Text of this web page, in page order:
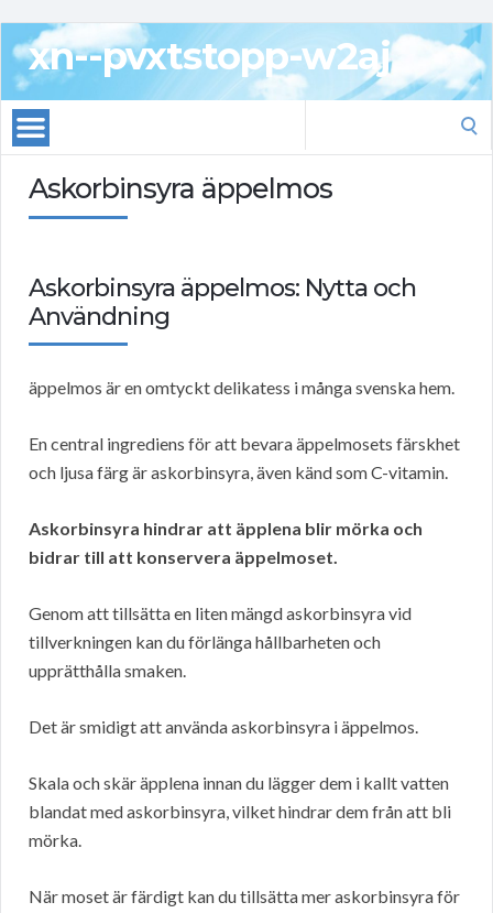
xn--pvxtstopp-w2aj
Askorbinsyra äppelmos
Askorbinsyra äppelmos: Nytta och
Användning
äppelmos är en omtyckt delikatess i många svenska hem.
En central ingrediens för att bevara äppelmosets färskhet
och ljusa färg är askorbinsyra, även känd som C-vitamin.
Askorbinsyra hindrar att äpplena blir mörka och
bidrar till att konservera äppelmoset.
Genom att tillsätta en liten mängd askorbinsyra vid
tillverkningen kan du förlänga hållbarheten och
upprätthålla smaken.
Det är smidigt att använda askorbinsyra i äppelmos.
Skala och skär äpplena innan du lägger dem i kallt vatten
blandat med askorbinsyra, vilket hindrar dem från att bli
mörka.
När moset är färdigt kan du tillsätta mer askorbinsyra för